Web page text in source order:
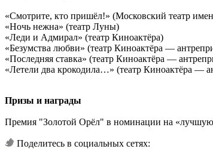
«Смотрите, кто пришёл!» (Московский театр
«Ночь нежна» (театр Луны)
«Леди и Адмирал» (театр Киноактёра)
«Безумства любви» (театр Киноактёра —
«Последняя ставка» (театр Киноактёра —
«Летели два крокодила…» (театр Киноактёра —
Призы и награды
Премия "Золотой Орёл" в номинации на «лучшую
Поделитесь в социальных сетях: